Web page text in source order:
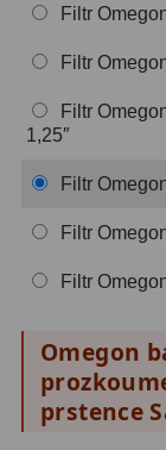
CLS a UHC13
Mlhovinové14
OIII3
Barevné66
AstroFoto284
Filtr
Filtr
Filtr
1,25″
Filtr
Filtr
Filtr
Omegon
prstence